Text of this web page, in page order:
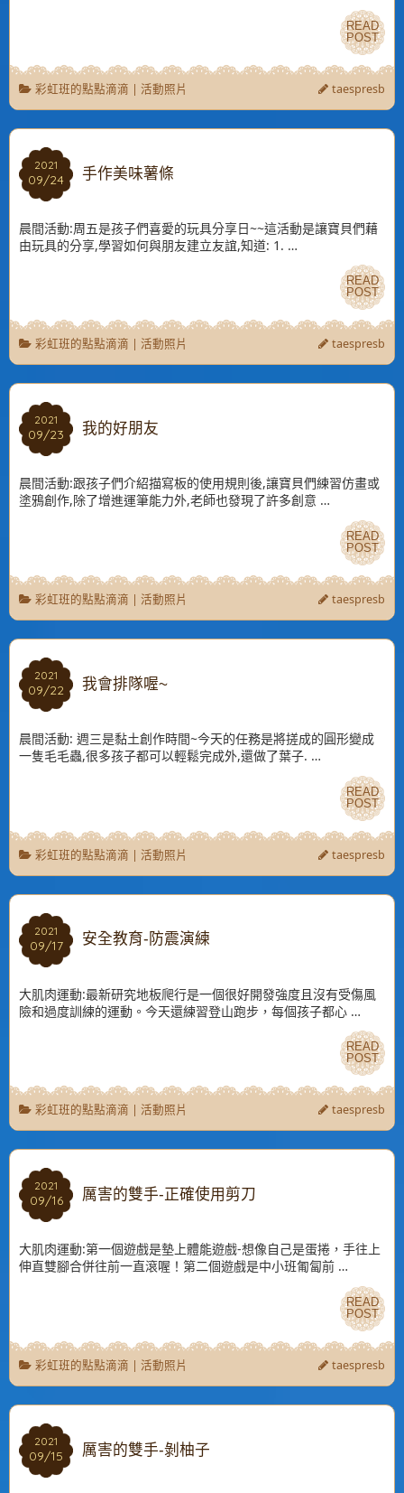
READ
POST
READ
POST
彩虹班的點點滴滴 | 活動照片 taespresb
2021
09/24
2021
09/24 手作美味薯條
晨間活動:周五是孩子們喜愛的玩具分享日~~這活動是讓寶貝們藉
由玩具的分享,學習如何與朋友建立友誼,知道: 1. …
READ
POST
READ
POST
彩虹班的點點滴滴 | 活動照片 taespresb
2021
09/23
2021
09/23 我的好朋友
晨間活動:跟孩子們介紹描寫板的使用規則後,讓寶貝們練習仿畫或
塗鴉創作,除了增進運筆能力外,老師也發現了許多創意 …
READ
POST
READ
POST
彩虹班的點點滴滴 | 活動照片 taespresb
2021
09/22
2021
09/22 我會排隊喔~
晨間活動: 週三是黏土創作時間~今天的任務是將搓成的圓形變成
一隻毛毛蟲,很多孩子都可以輕鬆完成外,還做了葉子. …
READ
POST
READ
POST
彩虹班的點點滴滴 | 活動照片 taespresb
2021
09/17
2021
09/17 安全教育-防震演練
大肌肉運動:最新研究地板爬行是一個很好開發強度且沒有受傷風
險和過度訓練的運動。今天還練習登山跑步，每個孩子都心 …
READ
POST
READ
POST
彩虹班的點點滴滴 | 活動照片 taespresb
2021
09/16
2021
09/16 厲害的雙手-正確使用剪刀
大肌肉運動:第一個遊戲是墊上體能遊戲-想像自己是蛋捲，手往上
伸直雙腳合併往前一直滾喔！第二個遊戲是中小班匍匐前 …
READ
POST
READ
POST
彩虹班的點點滴滴 | 活動照片 taespresb
2021
09/15
2021
09/15 厲害的雙手-剝柚子